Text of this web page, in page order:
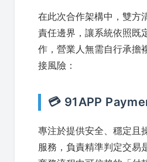
在此次合作架構中，雙方
責任邊界，讓系統依照既
作，營業人無需自行承擔
接風險：
💳 91APP
專注於提供安全、穩定且
服務，負責精準判定交易